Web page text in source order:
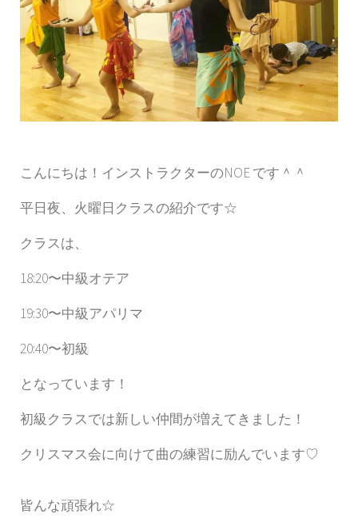
こんにちは！インストラクターのNOE です＾＾
平日夜、火曜日クラスの紹介です☆
クラスは、
18:20〜中級オテア
19:30〜中級アパリマ
20:40〜初級
となっています！
初級クラスでは新しい仲間が増えてきました！
クリスマス会に向けて曲の練習に励んでいます♡
皆んな頑張れ☆